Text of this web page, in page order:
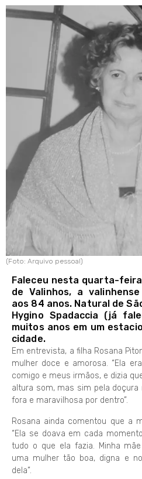
(Foto: Arquivo pessoal)
Faleceu nesta quarta-
de Valinhos, a
aos 84 anos. Natural de
Hygino Spadaccia (já
muitos anos em um
cidade.
Em entrevista, a filha Rosana
mulher doce e amorosa. “Ela
comigo e meus irmãos, e dizia
altura som, mas sim pela doçura
fora e maravilhosa por dentro”.
Rosana ainda comentou que a
“Ela se doava em cada
tudo o que ela fazia. Minha
uma mulher tão boa, digna e
dela”.